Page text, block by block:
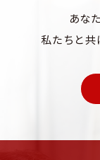
あな
私たちと共